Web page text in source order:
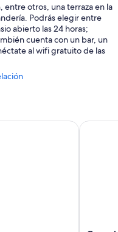
entre otros, una terraza en la
Podrás elegir entre
abierto las 24 horas;
cuenta con un bar, un
al wifi gratuito de las
Casual